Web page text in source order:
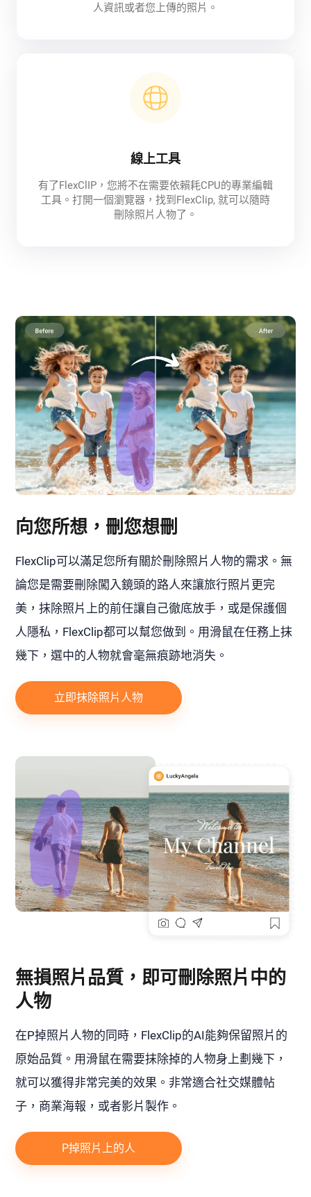
人資訊或者您上傳的照片。
線上工具
有了FlexClIP，您將不在需要依賴耗CPU的專業編輯
工具。打開一個瀏覽器，找到FlexClip, 就可以隨時
刪除照片人物了。
向您所想，刪您想刪
FlexClip可以滿足您所有關於刪除照片人物的需求。無
論您是需要刪除闖入鏡頭的路人來讓旅行照片更完
美，抹除照片上的前任讓自己徹底放手，或是保護個
人隱私，FlexClip都可以幫您做到。用滑鼠在任務上抹
幾下，選中的人物就會毫無痕跡地消失。
立即抹除照片人物
無損照片品質，即可刪除照片中的
人物
在P掉照片人物的同時，FlexClip的AI能夠保留照片的
原始品質。用滑鼠在需要抹除掉的人物身上劃幾下，
就可以獲得非常完美的效果。非常適合社交媒體帖
子，商業海報，或者影片製作。
P掉照片上的人